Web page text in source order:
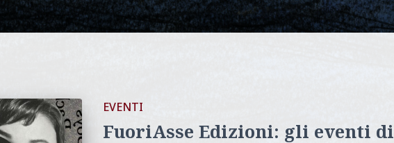
EVENTI
FuoriAsse Edizioni: gli eventi di